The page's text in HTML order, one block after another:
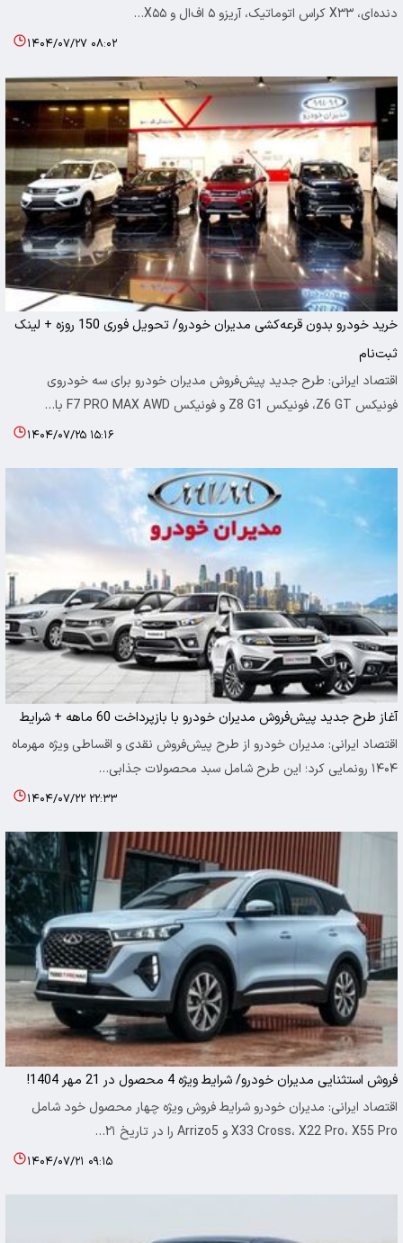
دنده‌ای، X۳۳ کراس اتوماتیک، آریزو ۵ اف‌ال و X۵۵…
۱۴۰۴/۰۷/۲۷ ۰۸:۰۲
خرید خودرو بدون قرعه‌کشی مدیران خودرو/ تحویل فوری 150 روزه + لینک
ثبت‌نام
اقتصاد ایرانی: طرح جدید پیش‌فروش مدیران خودرو برای سه خودروی
فونیکس Z6 GT، فونیکس Z8 G1 و فونیکس F7 PRO MAX AWD با…
۱۴۰۴/۰۷/۲۵ ۱۵:۱۶
آغاز طرح جدید پیش‌فروش مدیران خودرو با بازپرداخت 60 ماهه + شرایط
اقتصاد ایرانی: مدیران خودرو از طرح پیش‌فروش نقدی و اقساطی ویژه مهرماه
۱۴۰۴ رونمایی کرد؛ این طرح شامل سبد محصولات جذابی…
۱۴۰۴/۰۷/۲۲ ۲۲:۳۳
فروش استثنایی مدیران خودرو/ شرایط ویژه 4 محصول در 21 مهر 1404!
اقتصاد ایرانی: مدیران خودرو شرایط فروش ویژه چهار محصول خود شامل
X33 Cross، X22 Pro، X55 Pro و Arrizo5 را در تاریخ ۲۱…
۱۴۰۴/۰۷/۲۱ ۰۹:۱۵